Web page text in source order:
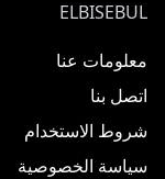
ELBISEBUL
معلومات عنا
اتصل بنا
شروط الاستخدام
سياسة الخصوصية